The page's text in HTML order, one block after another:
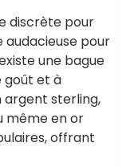
discrète pour
audacieuse pour
une bague
goût et à
argent sterling,
même en or
offrant